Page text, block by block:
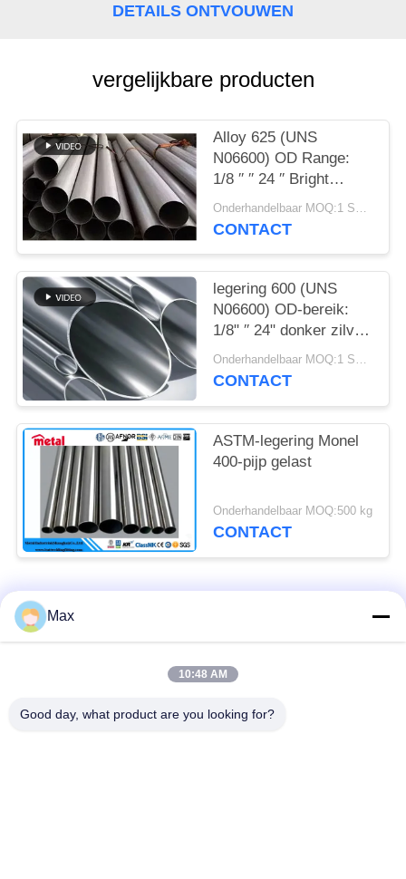
DETAILS ONTVOUWEN
vergelijkbare producten
Alloy 625 (UNS
N06600) OD Range:
1/8 ′′ ′′ 24 ′′ Bright
metallic Oil & Gas
Tensile Strength: 550 ′′
Onderhandelbaar MOQ:1 STKS
CONTACT
legering 600 (UNS
N06600) OD-bereik:
1/8" ′′ 24" donker zilver
olie en gas 1093°C
(2000°F) voor legering
Onderhandelbaar MOQ:1 STKS
CONTACT
ASTM-legering Monel
400-pijp gelast
Onderhandelbaar MOQ:500 kg
CONTACT
populaire categorieën
super duplexroestvrij
Max
10:48 AM
Good day, what product are you looking for?